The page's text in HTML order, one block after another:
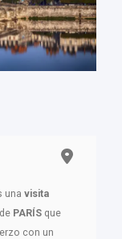
una visita
PARÍS que
con un